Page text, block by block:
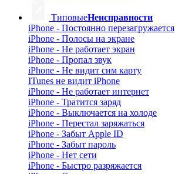
ТиповыеНеисправности
iPhone - Постоянно перезагружается
iPhone - Полосы на экране
iPhone - Не работает экран
iPhone - Пропал звук
iPhone - Не видит сим карту
ITunes не видит iPhone
iPhone - Не работает интернет
iPhone - Тратится заряд
iPhone - Выключается на холоде
iPhone - Перестал заряжаться
iPhone - Забыт Apple ID
iPhone - Забыт пароль
iPhone - Нет сети
iPhone - Быстро разряжается